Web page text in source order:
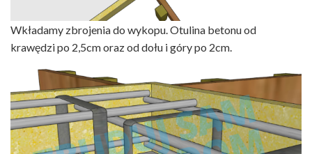
Wkładamy zbrojenia do wykopu. Otulina betonu od
krawędzi po 2,5cm oraz od dołu i góry po 2cm.